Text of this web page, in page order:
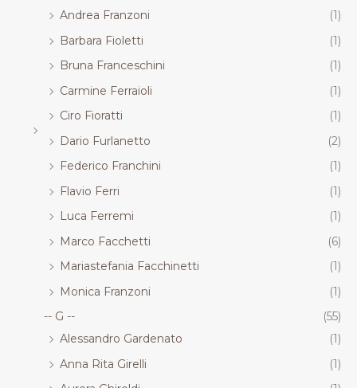
Andrea Franzoni
(1)
Barbara Fioletti
(1)
Bruna Franceschini
(1)
Carmine Ferraioli
(1)
Ciro Fioratti
(1)
Dario Furlanetto
(2)
Federico Franchini
(1)
Flavio Ferri
(1)
Luca Ferremi
(1)
Marco Facchetti
(6)
Mariastefania Facchinetti
(1)
Monica Franzoni
(1)
-- G --
(55)
Alessandro Gardenato
(1)
Anna Rita Girelli
(1)